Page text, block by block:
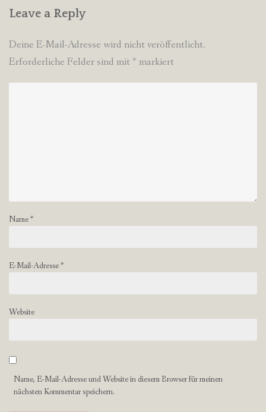
Leave a Reply
Deine E-Mail-Adresse wird nicht veröffentlicht.
Erforderliche Felder sind mit * markiert
Name*
E-Mail-Adresse*
Website
Name, E-Mail-Adresse und Website in diesem Browser für meinen
nächsten Kommentar speichern.